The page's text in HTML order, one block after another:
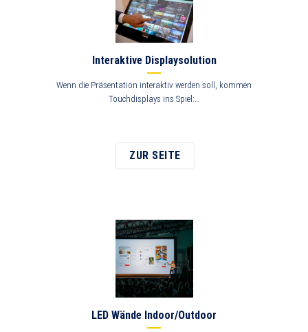
Interaktive Displaysolution
Wenn die Präsentation interaktiv werden soll, kommen
Touchdisplays ins Spiel:…
ZUR SEITE
LED Wände Indoor/Outdoor